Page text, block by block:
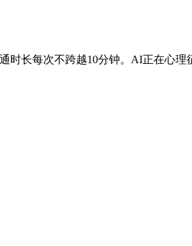
时长每次不跨越10分钟。AI正在心理